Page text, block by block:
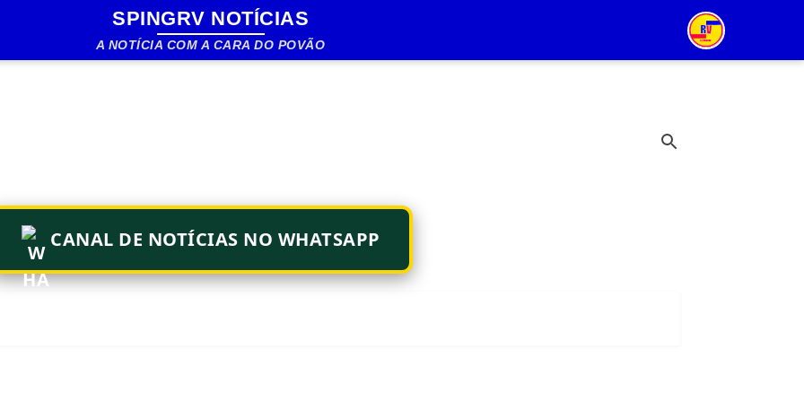
Pular para o conteúdo principal
SPINGRV NOTÍCIAS
A NOTÍCIA COM A CARA DO POVÃO
CANAL DE NOTÍCIAS NO WHATSAPP